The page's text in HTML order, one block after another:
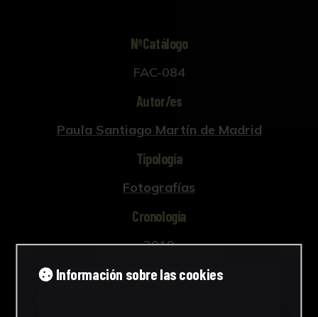
NºCatálogo
FAC-084
Autor/es
Paula Santiago Martín de Madrid
Tipología
Fotografías
Cronología
2019
Estilo
Información sobre las cookies